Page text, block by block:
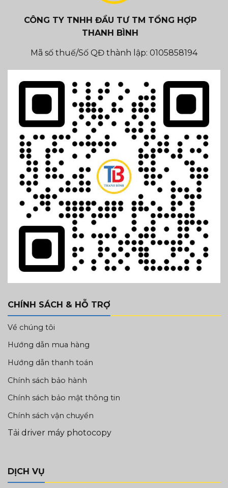
CÔNG TY TNHH ĐẦU TƯ TM TỔNG HỢP
THANH BÌNH
Mã số thuế/Số QĐ thành lập: 0105858194
CHÍNH SÁCH & HỖ TRỢ
Về chúng tôi
Hướng dẫn mua hàng
Hướng dẫn thanh toán
Chính sách bảo hành
Chính sách bảo mật thông tin
Chính sách vận chuyển
Tải driver máy photocopy
DỊCH VỤ